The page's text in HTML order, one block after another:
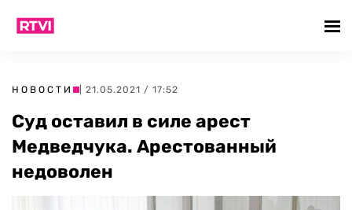
НОВОСТИ | 21.05.2021 / 17:52
Суд оставил в силе арест
Медведчука. Арестованный
недоволен